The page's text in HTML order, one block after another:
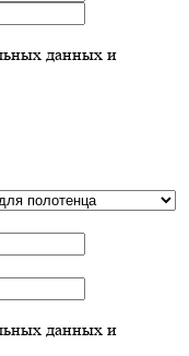
данных и
данных и